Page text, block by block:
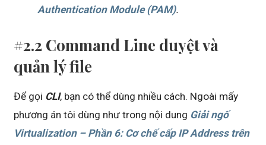
Authentication Module (PAM).
#2.2 Command Line duyệt và
quản lý file
Để gọi CLI, bạn có thể dùng nhiều cách. Ngoài mấy
phương án tôi dùng như trong nội dung Giải ngố
Virtualization – Phần 6: Cơ chế cấp IP Address trên